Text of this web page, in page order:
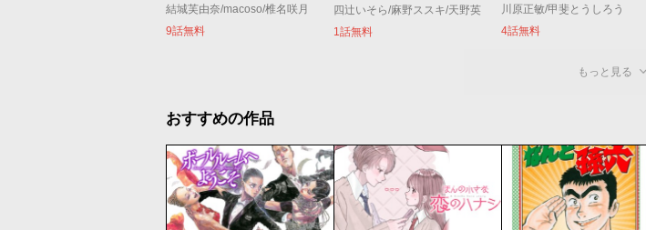
結城芙由奈/macoso/椎名咲月
9話無料
四辻いそら/麻野ススキ/天野英
1話無料
川原正敏/甲斐とうしろう
4話無料
もっと見る
おすすめの作品